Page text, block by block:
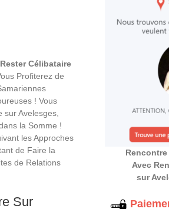
Célibataire
Profiterez de
! Vous
sur Avelesges,
la Somme !
les Approches
de Faire la
de Relations
Sur
Avec
sur